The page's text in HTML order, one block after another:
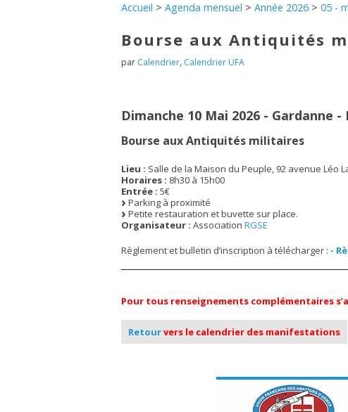
Accueil > Agenda mensuel > Année 2026 > 05 -
Bourse aux Antiquités
par Calendrier, Calendrier UFA
Dimanche 10 Mai 2026 - Gardanne
Bourse aux Antiquités militaires
Lieu : Salle de la Maison du Peuple, 92 avenue Léo
Horaires : 8h30 à 15h00
Entrée : 5€
Parking à proximité
Petite restauration et buvette sur place.
Organisateur : Association RGSE
Règlement et bulletin d’inscription à télécharger : -
Pour tous renseignements complémentaires
Retourvers le calendrier des manifestations